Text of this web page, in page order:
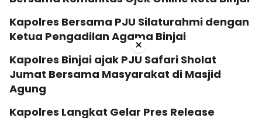
Kapolres Bersama PJU Silaturahmi dengan
Ketua Pengadilan Agama Binjai
Kapolres Binjai ajak PJU Safari Sholat
Jumat Bersama Masyarakat di Masjid
Agung
Kapolres Langkat Gelar Pres Release
×